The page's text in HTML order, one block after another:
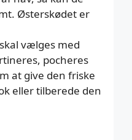
Østerskødet er
vælges med
pocheres
at give den friske
eller tilberede den